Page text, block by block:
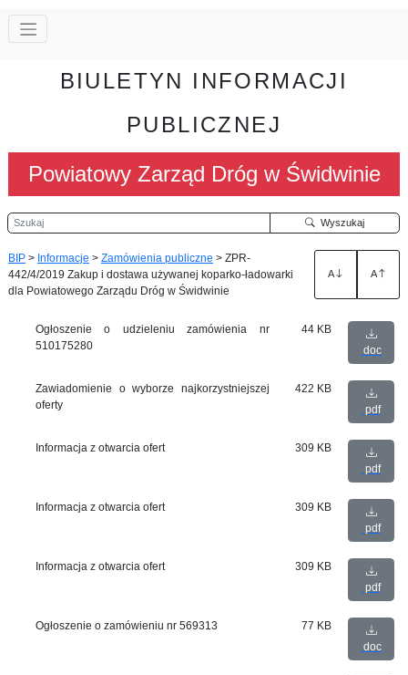
BIULETYN INFORMACJI
PUBLICZNEJ
Powiatowy Zarząd Dróg w Świdwinie
Szukaj Wyszukaj
BIP > Informacje > Zamówienia publiczne > ZPR-
442/4/2019 Zakup i dostawa używanej koparko-ładowarki
dla Powiatowego Zarządu Dróg w Świdwinie
A A
Ogłoszenie o udzieleniu zamówienia nr
510175280
44 KB
doc
Zawiadomienie o wyborze najkorzystniejszej
oferty
422 KB
pdf
Informacja z otwarcia ofert
309 KB
pdf
Informacja z otwarcia ofert
309 KB
pdf
Informacja z otwarcia ofert
309 KB
pdf
Ogłoszenie o zamówieniu nr 569313
77 KB
doc